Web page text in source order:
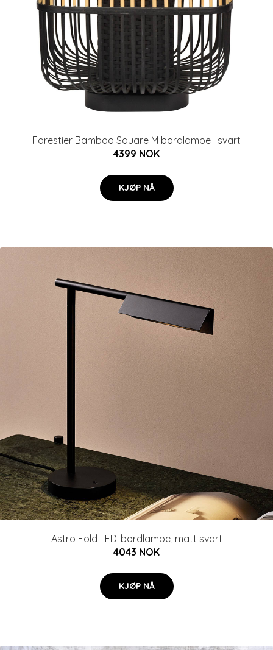
Forestier Bamboo Square M bordlampe i svart
4399 NOK
KJØP NÅ
Astro Fold LED-bordlampe, matt svart
4043 NOK
KJØP NÅ